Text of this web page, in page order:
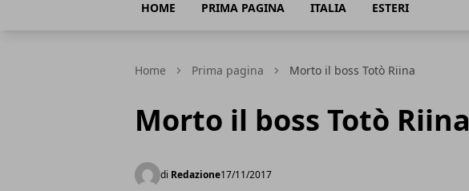
HOME PRIMA PAGINA ITALIA ESTERI
Home Prima pagina Morto il boss Totò Riina
Morto il boss Totò Riina
di Redazione17/11/2017